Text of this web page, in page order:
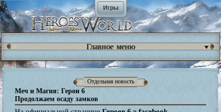
Игры
Главное меню
Отдельная новость
Меч и Магия: Герои 6
Продолжаем осаду замков